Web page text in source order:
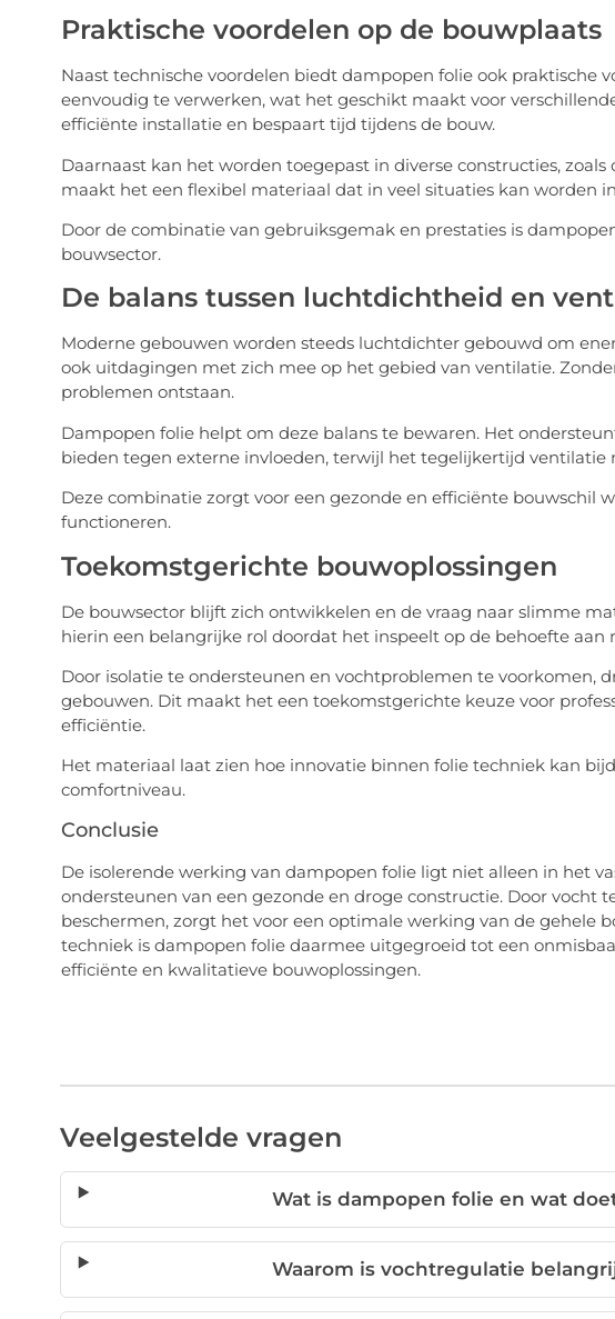
Praktische voordelen op de bouwplaats
Naast technische voordelen biedt dampopen folie ook praktische
eenvoudig te verwerken, wat het geschikt maakt voor
efficiënte installatie en bespaart tijd tijdens de bouw.
Daarnaast kan het worden toegepast in diverse constructies,
maakt het een flexibel materiaal dat in veel situaties kan worden
Door de combinatie van gebruiksgemak en prestaties is
bouwsector.
De balans tussen luchtdichtheid en
Moderne gebouwen worden steeds luchtdichter gebouwd om
ook uitdagingen met zich mee op het gebied van ventilatie.
problemen ontstaan.
Dampopen folie helpt om deze balans te bewaren. Het
bieden tegen externe invloeden, terwijl het tegelijkertijd ventilatie
Deze combinatie zorgt voor een gezonde en efficiënte bouwschil
functioneren.
Toekomstgerichte bouwoplossingen
De bouwsector blijft zich ontwikkelen en de vraag naar slimme
hierin een belangrijke rol doordat het inspeelt op de behoefte aan
Door isolatie te ondersteunen en vochtproblemen te voorkomen,
gebouwen. Dit maakt het een toekomstgerichte keuze voor
efficiëntie.
Het materiaal laat zien hoe innovatie binnen folie techniek kan
comfortniveau.
Conclusie
De isolerende werking van dampopen folie ligt niet alleen in het
ondersteunen van een gezonde en droge constructie. Door vocht
beschermen, zorgt het voor een optimale werking van de gehele
techniek is dampopen folie daarmee uitgegroeid tot een
efficiënte en kwalitatieve bouwoplossingen.
Veelgestelde vragen
Wat is dampopen folie en wat
Waarom is vochtregulatie